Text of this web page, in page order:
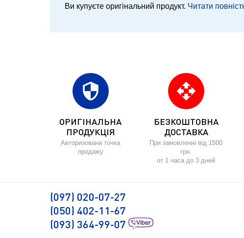
Ви купуєте оригінальний продукт. Читати
security
ОРИГІНАЛЬНА
ПРОДУКЦІЯ
Авторизована точка
продажу
open_with
БЕЗКОШТОВНА
ДОСТАВКА
При замовленні від 1500
грн.
от 1 часа до 3 дней
(097) 020-07-27
(050) 402-11-67
(093) 364-99-07